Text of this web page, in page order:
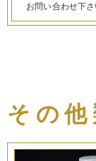
お問い合わせ下さ
その